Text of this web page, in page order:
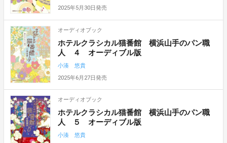
2025年5月30日発売
オーディオブック
ホテルクラシカル猫番館 横浜山手のパン職
人 ４ オーディブル版
小湊 悠貴
2025年6月27日発売
オーディオブック
ホテルクラシカル猫番館 横浜山手のパン職
人 ５ オーディブル版
小湊 悠貴